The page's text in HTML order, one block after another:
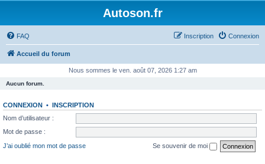
Autoson.fr
FAQ Connexion
Inscription
Accueil du forum
Nous sommes le ven. août 07, 2026 1:27 am
Aucun forum.
CONNEXION • INSCRIPTION
Nom d’utilisateur :
Mot de passe :
J’ai oublié mon mot de passe
Se souvenir de moi